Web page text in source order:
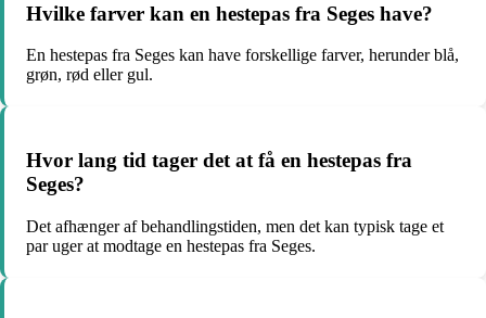
Hvilke farver kan en hestepas fra Seges have?
En hestepas fra Seges kan have forskellige farver, herunder blå,
grøn, rød eller gul.
Hvor lang tid tager det at få en hestepas fra
Seges?
Det afhænger af behandlingstiden, men det kan typisk tage et
par uger at modtage en hestepas fra Seges.